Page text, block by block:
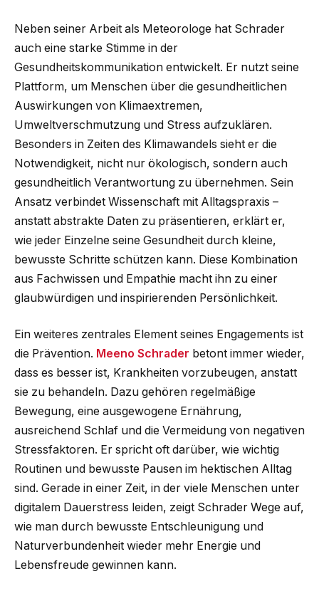
Neben seiner Arbeit als Meteorologe hat Schrader
auch eine starke Stimme in der
Gesundheitskommunikation entwickelt. Er nutzt seine
Plattform, um Menschen über die gesundheitlichen
Auswirkungen von Klimaextremen,
Umweltverschmutzung und Stress aufzuklären.
Besonders in Zeiten des Klimawandels sieht er die
Notwendigkeit, nicht nur ökologisch, sondern auch
gesundheitlich Verantwortung zu übernehmen. Sein
Ansatz verbindet Wissenschaft mit Alltagspraxis –
anstatt abstrakte Daten zu präsentieren, erklärt er,
wie jeder Einzelne seine Gesundheit durch kleine,
bewusste Schritte schützen kann. Diese Kombination
aus Fachwissen und Empathie macht ihn zu einer
glaubwürdigen und inspirierenden Persönlichkeit.
Ein weiteres zentrales Element seines Engagements ist
die Prävention. Meeno Schrader betont immer wieder,
dass es besser ist, Krankheiten vorzubeugen, anstatt
sie zu behandeln. Dazu gehören regelmäßige
Bewegung, eine ausgewogene Ernährung,
ausreichend Schlaf und die Vermeidung von negativen
Stressfaktoren. Er spricht oft darüber, wie wichtig
Routinen und bewusste Pausen im hektischen Alltag
sind. Gerade in einer Zeit, in der viele Menschen unter
digitalem Dauerstress leiden, zeigt Schrader Wege auf,
wie man durch bewusste Entschleunigung und
Naturverbundenheit wieder mehr Energie und
Lebensfreude gewinnen kann.